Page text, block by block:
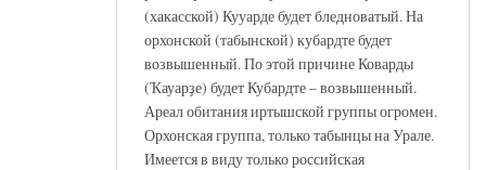
(хакасской) Кууарде будет бледноватый. На
орхонской (табынской) кубардте будет
возвышенный. По этой причине Коварды
(Ҡауарҙе) будет Кубардте – возвышенный.
Ареал обитания иртышской группы огромен.
Орхонская группа, только табынцы на Урале.
Имеется в виду только российская